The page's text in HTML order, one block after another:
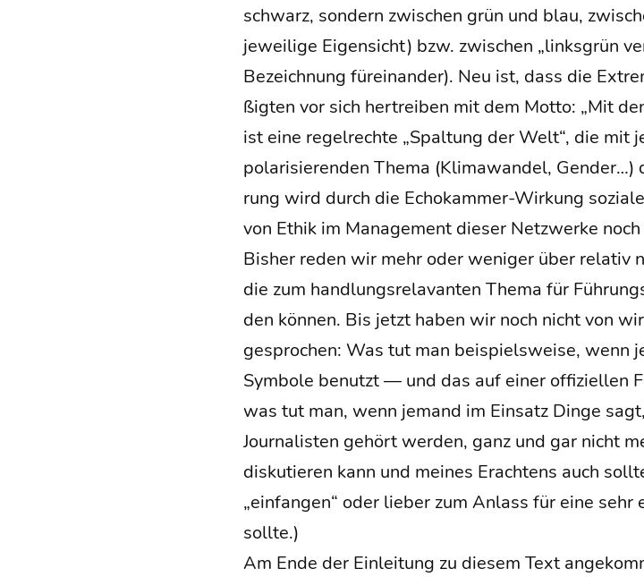
schwarz, son­dern zwi­schen grün und blau,
jewei­li­ge Eigen­sicht) bzw. zwi­schen „links­grün
Bezeich­nung für­ein­an­der). Neu ist, dass die
ßig­ten vor sich her­trei­ben mit dem Mot­to: „Mit
ist eine regel­rech­te „Spal­tung der Welt“, die mit
pola­ri­sie­ren­den The­ma (Kli­ma­wan­del,
rung wird durch die Echo­kam­mer-Wir­kung
von Ethik im Manage­ment die­ser Netz­wer­ke
Bis­her reden wir mehr oder weni­ger über rela­tiv
die zum hand­lungs­re­la­van­ten The­ma für
den kön­nen. Bis jetzt haben wir noch nicht von
gespro­chen: Was tut man bei­spiels­wei­se, wenn
Sym­bo­le benutzt — und das auf einer offi­zi­el­len
was tut man, wenn jemand im Ein­satz Din­ge
Jour­na­lis­ten gehört wer­den, ganz und gar nicht
dis­ku­tie­ren kann und mei­nes Erach­tens auch
„ein­fan­gen“ oder lie­ber zum Anlass für eine
sollte.)
Am Ende der Ein­lei­tung zu die­sem Text